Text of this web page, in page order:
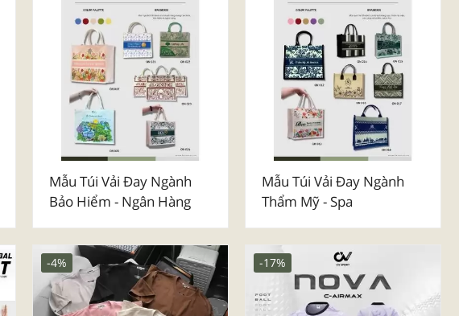
Mẫu Túi Vải Đay Ngành
Bảo Hiểm - Ngân Hàng
Mẫu Túi Vải Đay Ngành
Thẩm Mỹ - Spa
-4% -17%